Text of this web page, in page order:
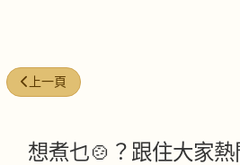
上一篇文章: 柴魚湯粉 (Katsuobushi
上一頁
想煮乜🍲？跟住大家熱